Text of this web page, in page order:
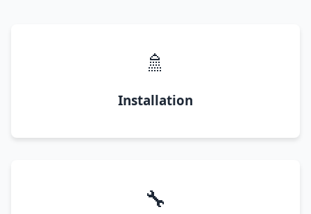
🚿
Installation
🔧